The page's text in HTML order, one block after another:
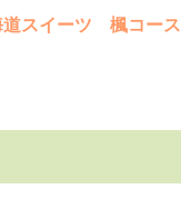
道スイーツ 楓コース